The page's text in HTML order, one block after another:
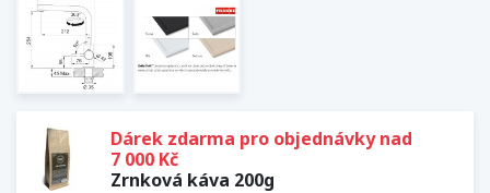
Dárek zdarma pro objednávky nad
7 000 Kč
Zrnková káva 200g